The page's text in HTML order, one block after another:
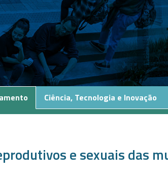
Ciência, Tecnologia e Inovação
e sexuais das